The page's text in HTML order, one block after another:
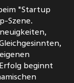
"Startup
Szene.
beginnt